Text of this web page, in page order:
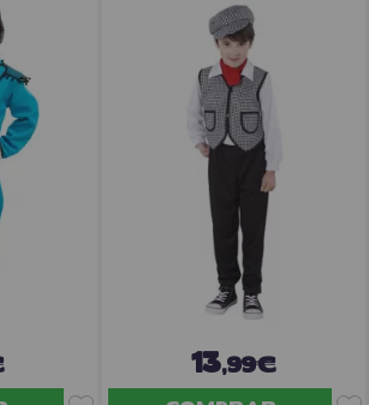
consultar tus operaciones anteriores.
Te estabamos esperando.
CREAR CUENTA
13,99€